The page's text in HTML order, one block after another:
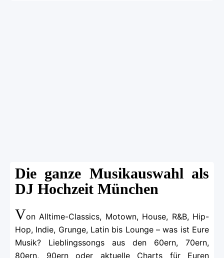
Die ganze Musikauswahl als
DJ Hochzeit München
Von Alltime-Classics, Motown, House, R&B, Hip-
Hop, Indie, Grunge, Latin bis Lounge – was ist Eure
Musik? Lieblingssongs aus den 60ern, 70ern,
80ern, 90ern oder aktuelle Charts für Euren